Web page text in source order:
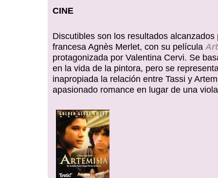
CINE
Discutibles son los resultados alcanzados
francesa Agnès Merlet, con su película
protagonizada por Valentina Cervi. Se
en la vida de la pintora, pero se
inapropiada la relación entre Tassi y
apasionado romance en lugar de una